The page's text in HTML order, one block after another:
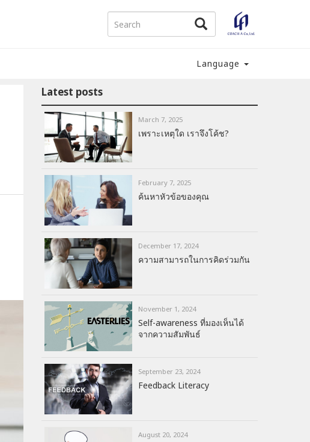
Language
Latest posts
March 7, 2025
เพราะเหตุใด เราจึงโค้ช?
February 7, 2025
ค้นหาหัวข้อของคุณ
December 17, 2024
ความสามารถในการคิดร่วมกัน
November 1, 2024
Self-awareness ที่มองเห็นได้
จากความสัมพันธ์
September 23, 2024
Feedback Literacy
August 20, 2024